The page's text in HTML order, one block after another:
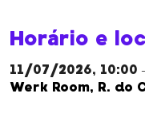
Horário e
11/07/2026, 10:00
Werk Room, R. do